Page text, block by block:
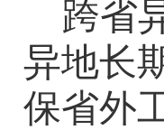
跨省
异地长
保省外